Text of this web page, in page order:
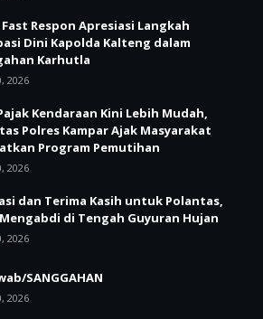
Respon Apresiasi Langkah
Dini Kapolda Kalteng dalam
Karhutla
2026
Kendaraan Kini Lebih Mudah,
Polres Kampar Ajak Masyarakat
Program Pemutihan
2026
dan Terima Kasih untuk Polantas,
di Tengah Guyuran Hujan
2026
SANGGAHAN
2026